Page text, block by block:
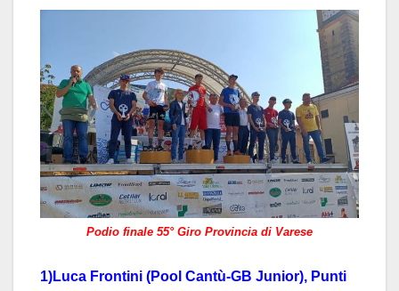
Podio finale 55° Giro Provincia di Varese
1)Luca Frontini (Pool Cantù-GB Junior), Punti